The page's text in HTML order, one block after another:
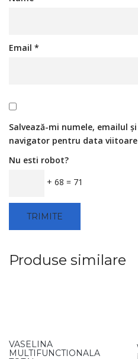
Email *
Salvează-mi numele, emailul
navigator pentru data viitoare
Nu esti robot?
+ 68 = 71
Produse similare
VASELINA
MULTIFUNCTIONALA